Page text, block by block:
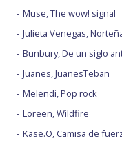
Muse, The wow! signal
Julieta Venegas,
Bunbury, De un siglo
Juanes, JuanesTeban
Melendi, Pop rock
Loreen, Wildfire
Kase.O, Camisa de